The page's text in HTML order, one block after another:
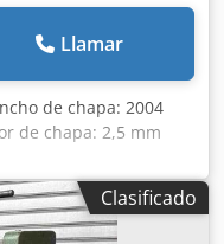
Llamar
de chapa: 2004
de chapa: 2,5 mm
Potencia total
180° Peso de la
de la máquinaClasificado